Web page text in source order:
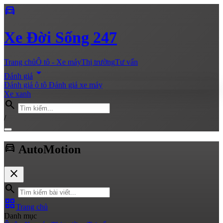
directions_car
Xe Đời Sống 247
Trang chủÔ tô - Xe máyThị trườngTư vấn
Đánh giá arrow_drop_down
Đánh giá ô tô Đánh giá xe máy
Xe xanh
search
/
directions_car AutoMotion
close
search
grid_viewTrang chủ
Danh mục